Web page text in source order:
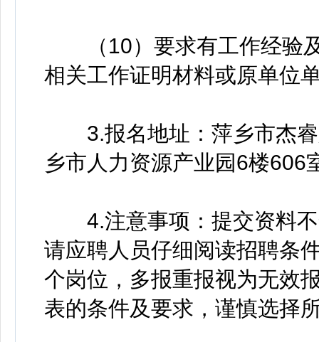
（10）要求有工作经验及
相关工作证明材料或原单位
3.报名地址：萍乡市杰睿
乡市人力资源产业园6楼606
4.注意事项：提交资料不
请应聘人员仔细阅读招聘条
个岗位，多报重报视为无效
表的条件及要求，谨慎选择